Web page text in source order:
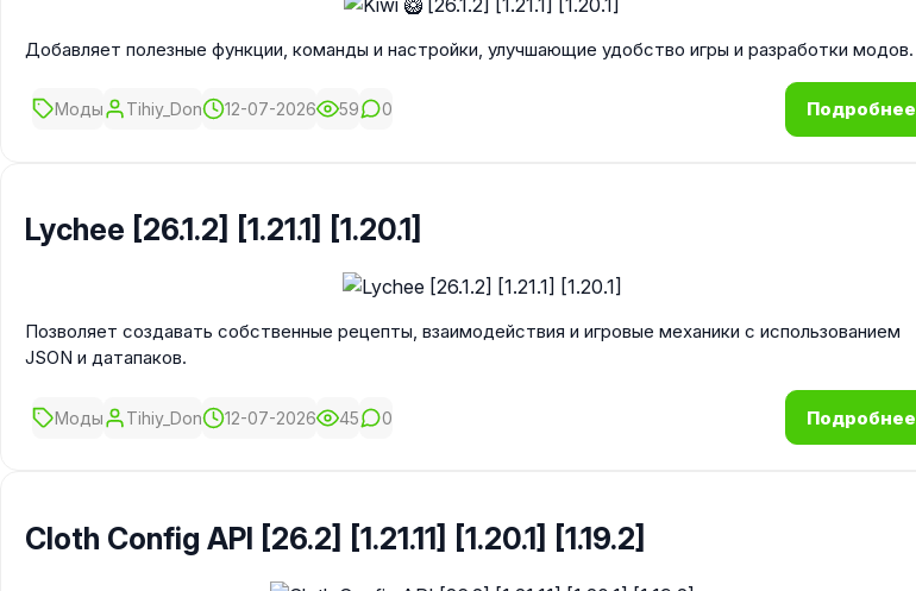
Добавляет полезные функции, команды и настройки, улучшающие удобство игры и разработки модов.
Моды Tihiy_Don 12-07-2026 59 0 Подробнее
Lychee [26.1.2] [1.21.1] [1.20.1]
Позволяет создавать собственные рецепты, взаимодействия и игровые механики с использованием
JSON и датапаков.
Моды Tihiy_Don 12-07-2026 45 0 Подробнее
Cloth Config API [26.2] [1.21.11] [1.20.1] [1.19.2]